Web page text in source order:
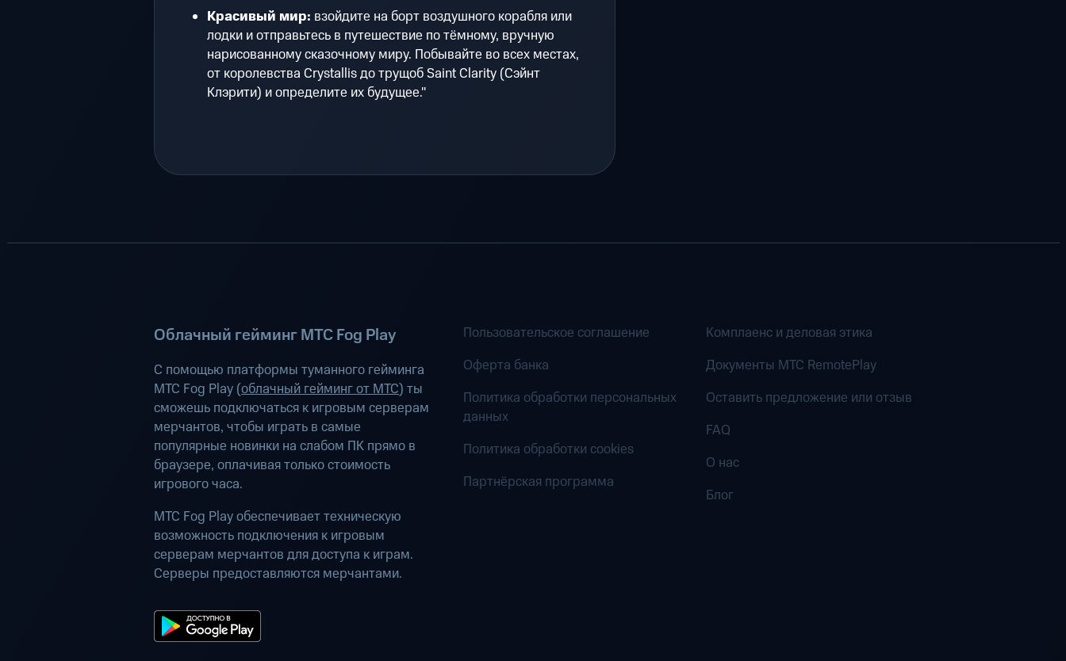
Красивый мир: взойдите на борт воздушного корабля или
лодки и отправьтесь в путешествие по тёмному, вручную
нарисованному сказочному миру. Побывайте во всех местах,
от королевства Crystallis до трущоб Saint Clarity (Сэйнт
Клэрити) и определите их будущее."
Облачный гейминг МТС Fog Play
С помощью платформы туманного гейминга
МТС Fog Play (облачный гейминг от МТС) ты
сможешь подключаться к игровым серверам
мерчантов, чтобы играть в самые
популярные новинки на слабом ПК прямо в
браузере, оплачивая только стоимость
игрового часа.
МТС Fog Play обеспечивает техническую
возможность подключения к игровым
серверам мерчантов для доступа к играм.
Серверы предоставляются мерчантами.
Пользовательское соглашение
Оферта банка
Политика обработки персональных
данных
Политика обработки cookies
Партнёрская программа
Комплаенс и деловая этика
Документы MTC RemotePlay
Оставить предложение или отзыв
FAQ
О нас
Блог